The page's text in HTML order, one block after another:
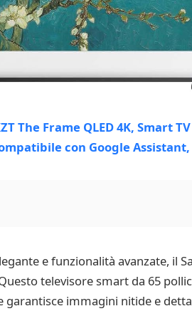
e funzionalità avanzate, il
televisore smart da 65
garantisce immagini nitide e